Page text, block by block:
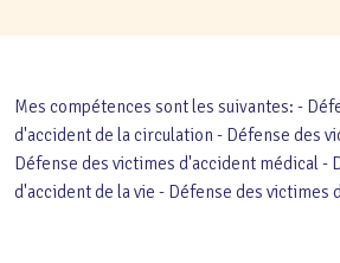
Mes compétences sont les suivantes: -
d'accident de la circulation - Défense des
Défense des victimes d'accident médical -
d'accident de la vie - Défense des victimes